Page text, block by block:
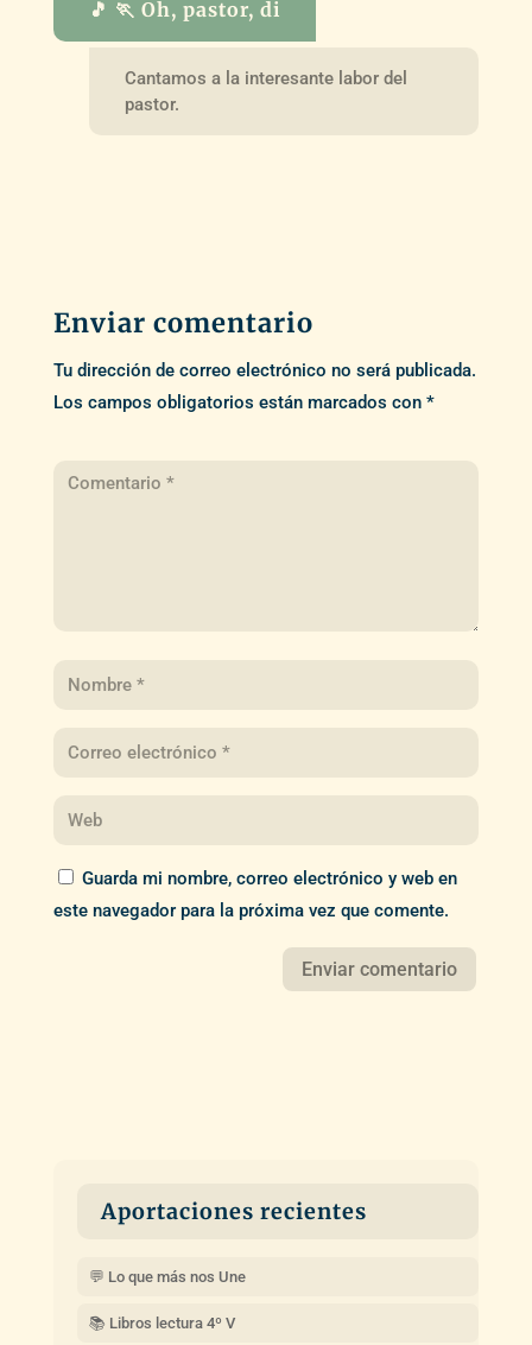
🎵 🏃 Oh, pastor, di
Cantamos a la interesante labor del
pastor.
Enviar comentario
Tu dirección de correo electrónico no será publicada.
Los campos obligatorios están marcados con *
Guarda mi nombre, correo electrónico y web en
este navegador para la próxima vez que comente.
Aportaciones recientes
💬 Lo que más nos Une
📚 Libros lectura 4º V